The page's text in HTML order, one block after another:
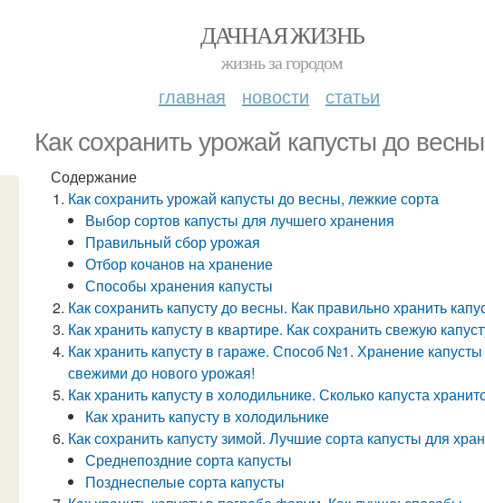
ДАЧНАЯ ЖИЗНЬ
жизнь за городом
главная новости статьи
Как сохранить урожай капусты до
Содержание
Как сохранить урожай капусты до весны, лежкие сорта
Выбор сортов капусты для лучшего хранения
Правильный сбор урожая
Отбор кочанов на хранение
Способы хранения капусты
Как сохранить капусту до весны. Как правильно хранить
Как хранить капусту в квартире. Как сохранить свежую
Как хранить капусту в гараже. Способ №1. Хранение
свежими до нового урожая!
Как хранить капусту в холодильнике. Сколько капуста
Как хранить капусту в холодильнике
Как сохранить капусту зимой. Лучшие сорта капусты для
Среднепоздние сорта капусты
Позднеспелые сорта капусты